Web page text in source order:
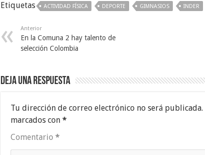
Etiquetas ACTIVIDAD FÍSICA DEPORTE GIMNASIOS INDER
Anterior
En la Comuna 2 hay talento de
selección Colombia
Deja una respuesta
Tu dirección de correo electrónico no será publicada.
marcados con *
Comentario *